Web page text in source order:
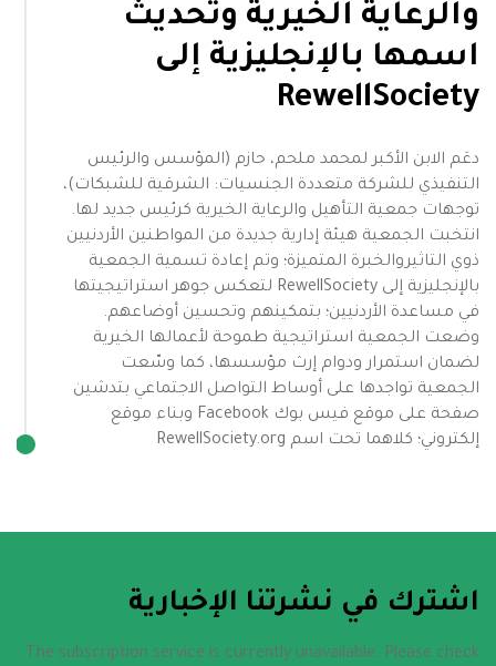
والرعاية الخيرية وتحديث
اسمها بالإنجليزية إلى
RewellSociety
دعَم الابن الأكبر لمحمد ملحم، حازم (المؤسس والرئيس
التنفيذي للشركة متعددة الجنسيات: الشرقية للشبكات)،
توجهات جمعية التأهيل والرعاية الخيرية كرئيس جديد لها.
انتخبت الجمعية هيئة إدارية جديدة من المواطنين الأردنيين
ذوي التاثيروالخبرة المتميزة؛ وتم إعادة تسمية الجمعية
بالإنجليزية إلى RewellSociety لتعكس جوهر استراتيجيتها
في مساعدة الأردنيين؛ بتمكينهم وتحسين أوضاعهم.
وضعت الجمعية استراتيجية طموحة لأعمالها الخيرية
لضمان استمرار ودوام إرث مؤسسها، كما وسّعت
الجمعية تواجدها على أوساط التواصل الاجتماعي بتدشين
صفحة على موقع فيس بوك Facebook وبناء موقع
إلكتروني؛ كلاهما تحت اسم RewellSociety.org
اشترك في نشرتنا الإخبارية
The subscription service is currently unavailable. Please check